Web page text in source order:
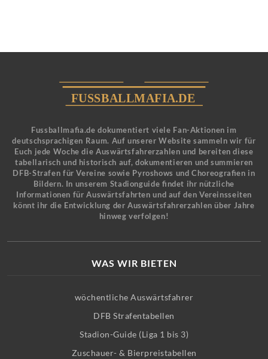
Fussballmafia.de dokumentiert viele Fan-Aktionen im
deutschsprachigen Raum. Auf unserer Website sammeln wir für
Euch jede Woche die Auswärtsfahrerzahlen und bereiten diese
tabellarisch und historisch auf, dokumentieren und summieren
DFB-Strafen für Vereine sowie Pyroshows und Choreografien in
Bildern. In unserem Stadionguide findet ihr nützliche
Informationen für Auswärtsfahrten und auf den Vereinsseiten
könnt ihr die Entwicklung der Auswärtsfahrerzahlen über Jahre
hinweg verfolgen!
WAS WIR BIETEN
wöchentliche Auswärtsfahrer
DFB Strafentabellen
Stadion-Guide (Liga 1 bis 3)
Zuschauer- & Bierpreistabellen